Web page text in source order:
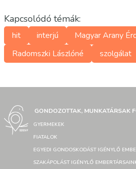
Kapcsolódó témák:
hit interjú
Magyar Arany
Radomszki Lászlóné
szolgálat
GONDOZOTTAK, MUNKATÁRSAK
GYERMEKEK
FIATALOK
EGYEDI GONDOSKODÁST IGÉNYLŐ
SZAKÁPOLÁST IGÉNYLŐ